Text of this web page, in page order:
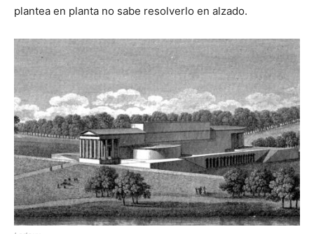
plantea en planta no sabe resolverlo en alzado.